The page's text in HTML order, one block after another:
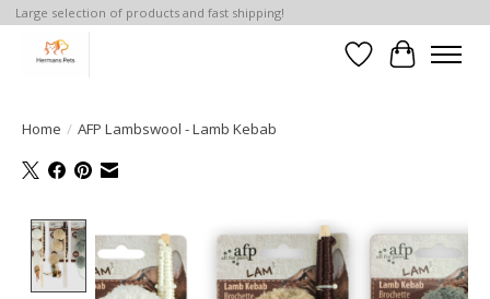
Large selection of products and fast shipping!
Verlanglijst
Home / AFP Lambswool - Lamb Kebab
Product image slideshow Items